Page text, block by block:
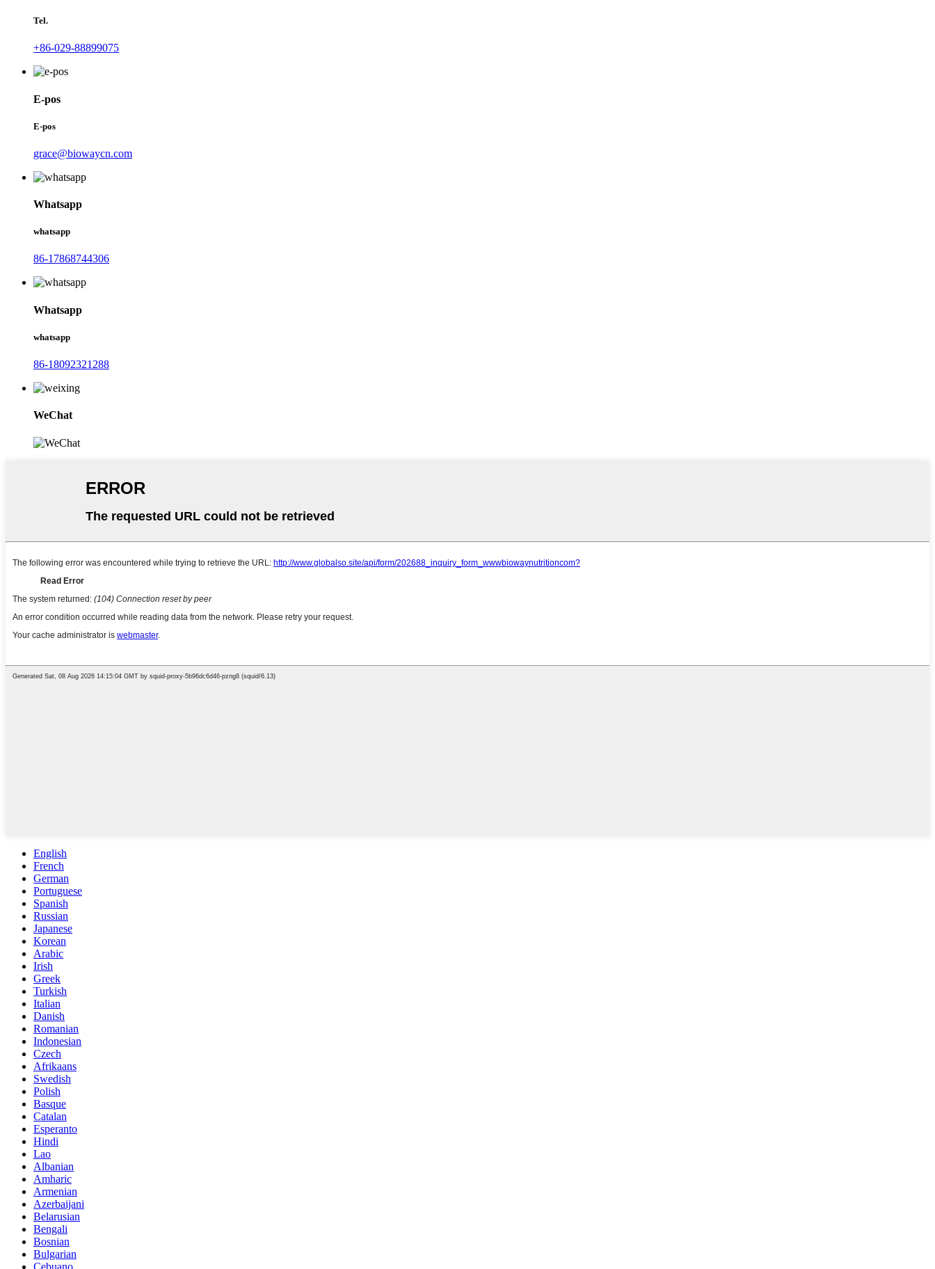
Tel.
+86-029-88899075
E-pos
E-pos
grace@biowaycn.com
Whatsapp
whatsapp
86-17868744306
Whatsapp
whatsapp
86-18092321288
WeChat
English
French
German
Portuguese
Spanish
Russian
Japanese
Korean
Arabic
Irish
Greek
Turkish
Italian
Danish
Romanian
Indonesian
Czech
Afrikaans
Swedish
Polish
Basque
Catalan
Esperanto
Hindi
Lao
Albanian
Amharic
Armenian
Azerbaijani
Belarusian
Bengali
Bosnian
Bulgarian
Cebuano